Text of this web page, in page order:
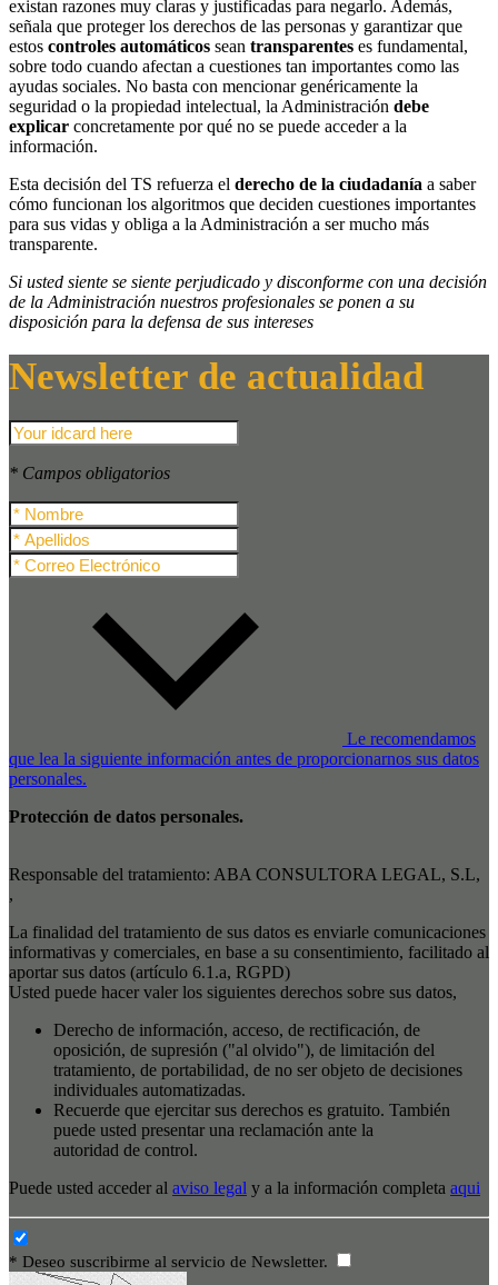
existan razones muy claras y justificadas para negarlo. Además,
señala que proteger los derechos de las personas y garantizar que
estos controles automáticos sean transparentes es fundamental,
sobre todo cuando afectan a cuestiones tan importantes como las
ayudas sociales. No basta con mencionar genéricamente la
seguridad o la propiedad intelectual, la Administración debe
explicar concretamente por qué no se puede acceder a la
información.
Esta decisión del TS refuerza el derecho de la ciudadanía a saber
cómo funcionan los algoritmos que deciden cuestiones importantes
para sus vidas y obliga a la Administración a ser mucho más
transparente.
Si usted siente se siente perjudicado y disconforme con una decisión
de la Administración nuestros profesionales se ponen a su
disposición para la defensa de sus intereses
Newsletter de actualidad
* Campos obligatorios
Le recomendamos
que lea la siguiente información antes de proporcionarnos sus datos
personales.
Protección de datos personales.
Responsable del tratamiento: ABA CONSULTORA LEGAL, S.L,
,
La finalidad del tratamiento de sus datos es enviarle comunicaciones
informativas y comerciales, en base a su consentimiento, facilitado al
aportar sus datos (artículo 6.1.a, RGPD)
Usted puede hacer valer los siguientes derechos sobre sus datos,
Derecho de información, acceso, de rectificación, de
oposición, de supresión ("al olvido"), de limitación del
tratamiento, de portabilidad, de no ser objeto de decisiones
individuales automatizadas.
Recuerde que ejercitar sus derechos es gratuito. También
puede usted presentar una reclamación ante la
autoridad de control.
Puede usted acceder al aviso legal y a la información completa aqui
* Deseo suscribirme al servicio de Newsletter.